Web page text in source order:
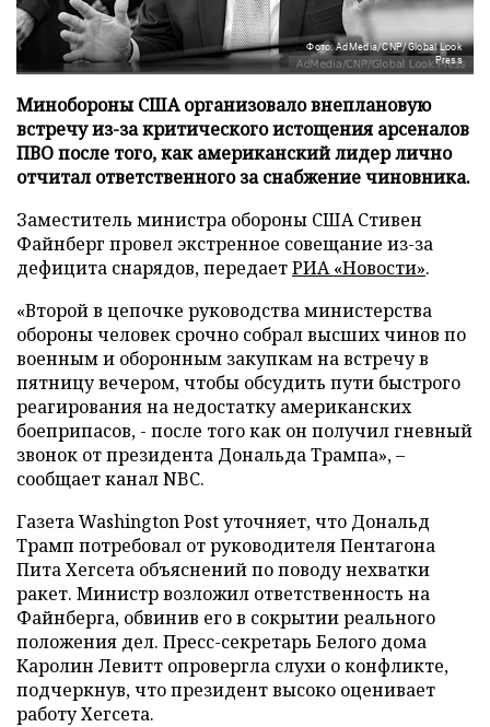
Фото: AdMedia/CNP/Global Look
Press
Минобороны США организовало внеплановую
встречу из-за критического истощения арсеналов
ПВО после того, как американский лидер лично
отчитал ответственного за снабжение чиновника.
Заместитель министра обороны США Стивен
Файнберг провел экстренное совещание из-за
дефицита снарядов, передаетРИА «Новости».
«Второй в цепочке руководства министерства
обороны человек срочно собрал высших чинов по
военным и оборонным закупкам на встречу в
пятницу вечером, чтобы обсудить пути быстрого
реагирования на недостатку американских
боеприпасов, - после того как он получил гневный
звонок от президента Дональда Трампа», –
сообщает канал NBC.
Газета Washington Post уточняет, что Дональд
Трамп потребовал от руководителя Пентагона
Пита Хегсета объяснений по поводу нехватки
ракет. Министр возложил ответственность на
Файнберга, обвинив его в сокрытии реального
положения дел. Пресс-секретарь Белого дома
Каролин Левитт опровергла слухи о конфликте,
подчеркнув, что президент высоко оценивает
работу Хегсета.